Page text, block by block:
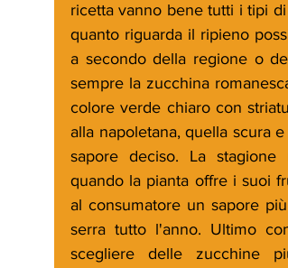
ricetta vanno bene tutti i tipi
quanto riguarda il ripieno
a secondo della regione o
sempre la zucchina
colore verde chiaro con
alla napoletana, quella scura
sapore deciso. La
quando la pianta offre i suoi
al consumatore un sapore
serra tutto l'anno. Ultimo
scegliere delle zucchine